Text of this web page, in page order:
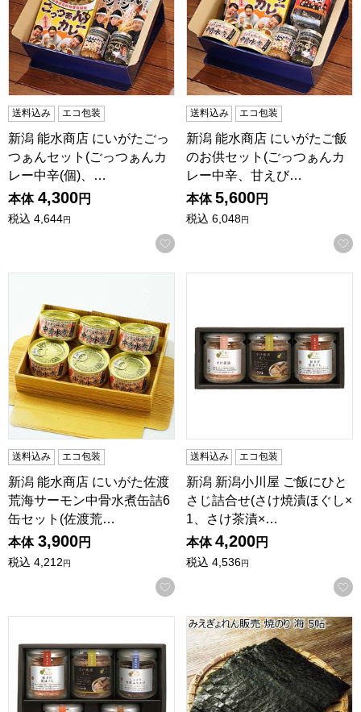
送料込み エコ包装
新潟 能水商店 にいがたごっ
つぁんセット(ごっつぁんカ
レー中辛(個)、…
本体 4,300円
税込 4,644円
お気に入りに登録する
送料込み エコ包装
新潟 能水商店 にいがたご飯
のお供セット(ごっつぁんカ
レー中辛、甘えび…
本体 5,600円
税込 6,048円
送料込み エコ包装
新潟 能水商店 にいがた佐渡
荒海サーモン中骨水煮缶詰6
缶セット(佐渡荒…
本体 3,900円
税込 4,212円
お気に入りに登録する
送料込み エコ包装
新潟 新潟小川屋 ご飯にひと
さじ詰合せ(さけ焼漬ほぐし×
1、さけ茶漬×…
本体 4,200円
税込 4,536円
新潟 新潟小川屋 ご飯にひとさじ詰合せ(さけ焼漬ほぐし×1
みえぎょれん販売 焼のり 海